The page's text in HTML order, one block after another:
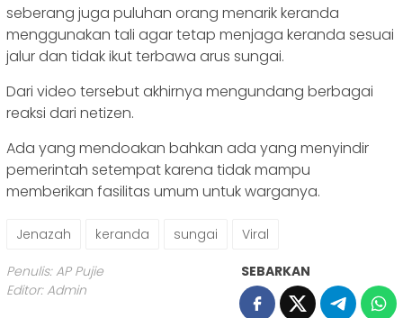
seberang juga puluhan orang menarik keranda
menggunakan tali agar tetap menjaga keranda sesuai
jalur dan tidak ikut terbawa arus sungai.
Dari video tersebut akhirnya mengundang berbagai
reaksi dari netizen.
Ada yang mendoakan bahkan ada yang menyindir
pemerintah setempat karena tidak mampu
memberikan fasilitas umum untuk warganya.
Jenazah keranda sungai Viral
Penulis: AP Pujie
Editor: Admin
SEBARKAN